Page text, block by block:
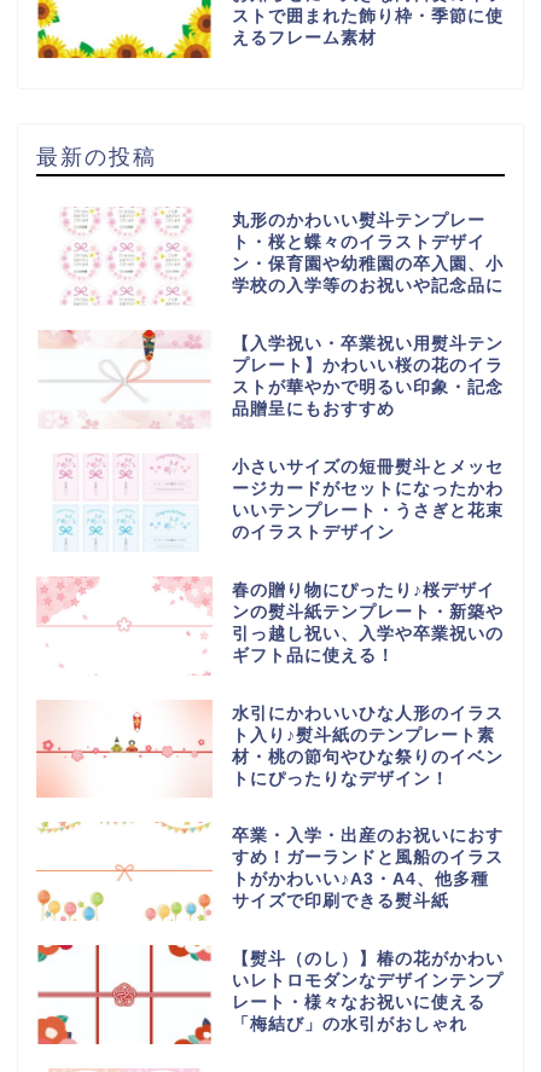
ストで囲まれた飾り枠・季節に使
えるフレーム素材
最新の投稿
丸形のかわいい熨斗テンプレー
ト・桜と蝶々のイラストデザイ
ン・保育園や幼稚園の卒入園、小
学校の入学等のお祝いや記念品に
【入学祝い・卒業祝い用熨斗テン
プレート】かわいい桜の花のイラ
ストが華やかで明るい印象・記念
品贈呈にもおすすめ
小さいサイズの短冊熨斗とメッセ
ージカードがセットになったかわ
いいテンプレート・うさぎと花束
のイラストデザイン
春の贈り物にぴったり♪桜デザイ
ンの熨斗紙テンプレート・新築や
引っ越し祝い、入学や卒業祝いの
ギフト品に使える！
水引にかわいいひな人形のイラス
ト入り♪熨斗紙のテンプレート素
材・桃の節句やひな祭りのイベン
トにぴったりなデザイン！
卒業・入学・出産のお祝いにおす
すめ！ガーランドと風船のイラス
トがかわいい♪A3・A4、他多種
サイズで印刷できる熨斗紙
【熨斗（のし）】椿の花がかわい
いレトロモダンなデザインテンプ
レート・様々なお祝いに使える
「梅結び」の水引がおしゃれ